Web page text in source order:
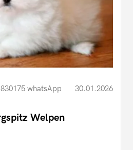
whatsApp
30.01.2026
Welpen